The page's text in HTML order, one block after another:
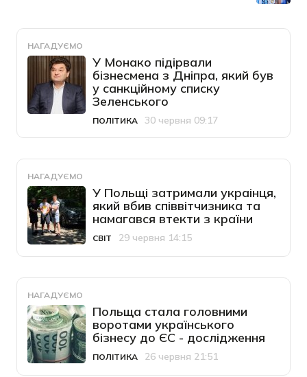
НАГАДУЄМО
У Монако підірвали
бізнесмена з Дніпра, який був
у санкційному списку
Зеленського
Категорія
ПОЛІТИКА
Дата публікації
30 червня 09:17
НАГАДУЄМО
У Польщі затримали украінця,
який вбив співвітчизника та
намагався втекти з країни
Категорія
СВІТ
Дата публікації
29 червня 14:15
НАГАДУЄМО
Польща стала головними
воротами українського
бізнесу до ЄС - дослідження
Категорія
ПОЛІТИКА
Дата публікації
26 червня 21:51